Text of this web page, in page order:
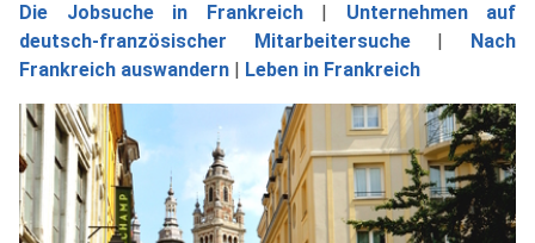
Die Jobsuche in Frankreich| Unternehmen auf
deutsch-französischer Mitarbeitersuche|
Nach
Frankreich auswandern
Leben in Frankreich